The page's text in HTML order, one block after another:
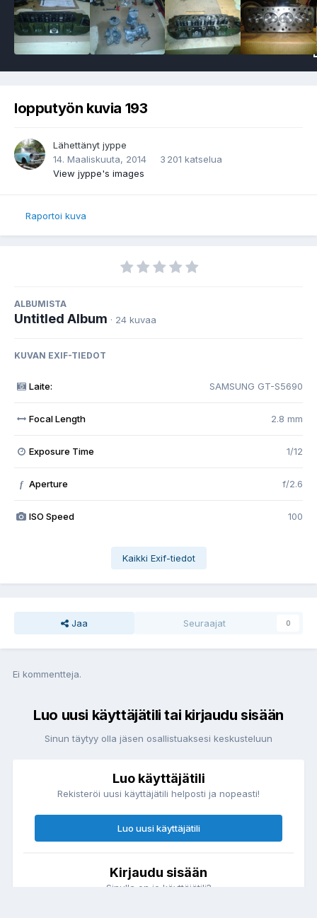
lopputyön kuvia 193
Lähettänyt jyppe
14. Maaliskuuta, 2014
3 201 katselua
View jyppe's images
Raportoi kuva
ALBUMISTA
Untitled Album · 24 kuvaa
KUVAN EXIF-TIEDOT
Laite: SAMSUNG GT-S5690
Focal Length 2.8 mm
Exposure Time 1/12
f Aperture f/2.6
ISO Speed 100
Kaikki Exif-tiedot
Jaa Seuraajat 0
Ei kommentteja.
Luo uusi käyttäjätili tai kirjaudu sisään
Sinun täytyy olla jäsen osallistuaksesi keskusteluun
Luo käyttäjätili
Rekisteröi uusi käyttäjätili helposti ja nopeasti!
Luo uusi käyttäjätili
Kirjaudu sisään
Sinulla on jo käyttäjätili?